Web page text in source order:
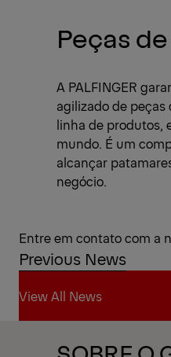
Peças
A PALFINGER
agilizado de peças
linha de produtos,
mundo. É um
alcançar
negócio.
Entre em contato com a
Previous News
View All News
View All News